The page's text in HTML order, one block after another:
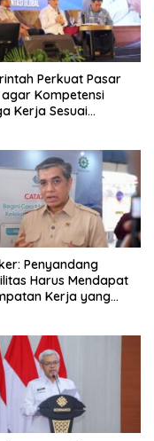
Perkuat Pasar
Kompetensi
Kerja Sesuai
Penyandang
Harus Mendapat
Kerja yang